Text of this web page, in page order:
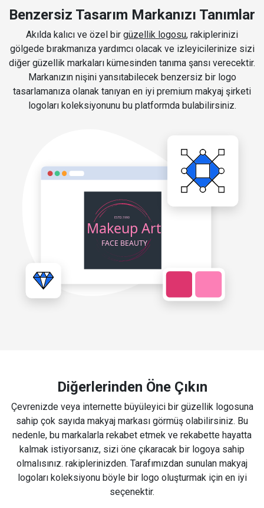
Benzersiz Tasarım Markanızı Tanımlar
Akılda kalıcı ve özel bir güzellik logosu, rakiplerinizi
gölgede bırakmanıza yardımcı olacak ve izleyicilerinize sizi
diğer güzellik markaları kümesinden tanıma şansı verecektir.
Markanızın nişini yansıtabilecek benzersiz bir logo
tasarlamanıza olanak tanıyan en iyi premium makyaj şirketi
logoları koleksiyonunu bu platformda bulabilirsiniz.
Diğerlerinden Öne Çıkın
Çevrenizde veya internette büyüleyici bir güzellik logosuna
sahip çok sayıda makyaj markası görmüş olabilirsiniz. Bu
nedenle, bu markalarla rekabet etmek ve rekabette hayatta
kalmak istiyorsanız, sizi öne çıkaracak bir logoya sahip
olmalısınız. rakiplerinizden. Tarafımızdan sunulan makyaj
logoları koleksiyonu böyle bir logo oluşturmak için en iyi
seçenektir.